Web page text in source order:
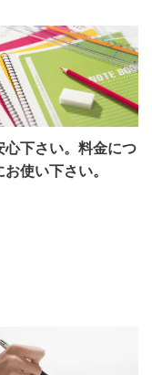
心下さい。料金につ
使い下さい。